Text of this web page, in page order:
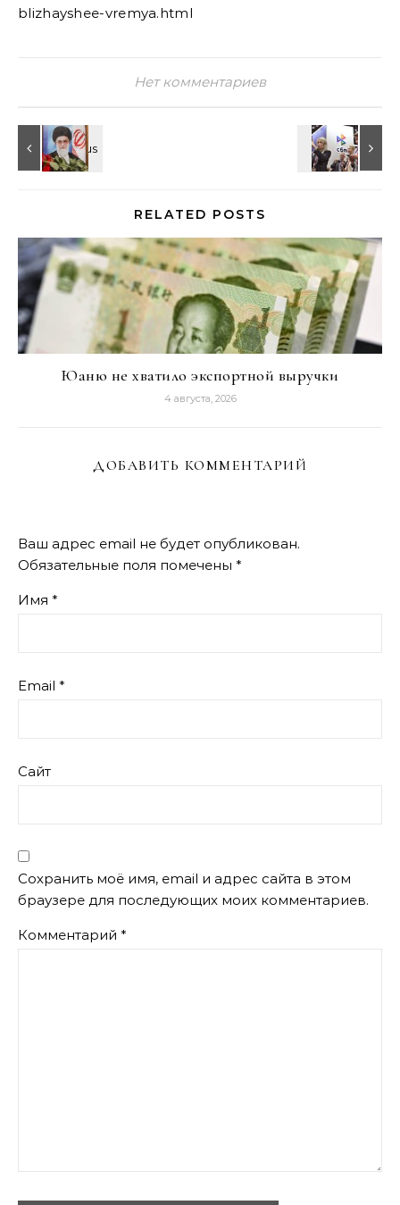
blizhayshee-vremya.html
Нет комментариев
RELATED POSTS
Юаню не хватило экспортной выручки
4 августа, 2026
ДОБАВИТЬ КОММЕНТАРИЙ
Ваш адрес email не будет опубликован.
Обязательные поля помечены *
Имя *
Email *
Сайт
Сохранить моё имя, email и адрес сайта в этом
браузере для последующих моих комментариев.
Комментарий *